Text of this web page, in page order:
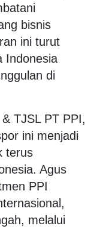
bisnis
ini turut
Indonesia
di
TJSL PT PPI,
ini menjadi
terus
Agus
PPI
melalui